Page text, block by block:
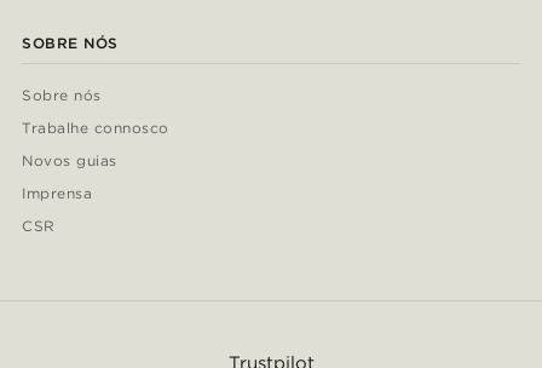
SOBRE NÓS
Sobre nós
Trabalhe connosco
Novos guias
Imprensa
CSR